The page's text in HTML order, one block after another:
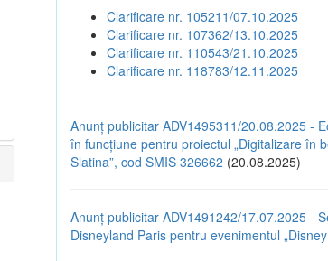
Clarificare nr. 105211/07.10.2025
Clarificare nr. 107362/13.10.2025
Clarificare nr. 110543/21.10.2025
Clarificare nr. 118783/12.11.2025
Anunț publicitar ADV1495311/20.08.2025 -
în funcțiune pentru proiectul „Digitalizare în
Slatina”, cod SMIS 326662 (20.08.2025)
Anunț publicitar ADV1491242/17.07.2025 -
Disneyland Paris pentru evenimentul